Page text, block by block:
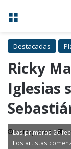
Menú
Destacadas
Ricky
Iglesias
13 May, 2021 1
Las primeras 26
Los artistas